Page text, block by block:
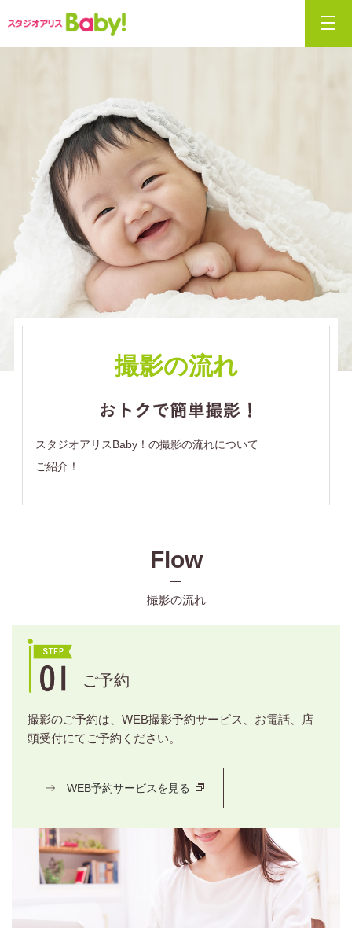
撮影の流れ
スタジオアリスBaby！の撮影の流れについて
ご紹介！
Flow
撮影の流れ
ご予約
撮影のご予約は、WEB撮影予約サービス、お電話、店
頭受付にてご予約ください。
WEB予約サービスを見る